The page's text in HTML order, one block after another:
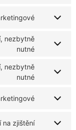
nezbytně
nutné
nezbytně
nutné
na zjištění